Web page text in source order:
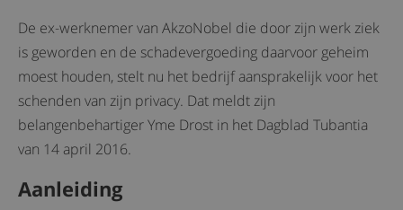
De ex-werknemer van AkzoNobel die door zijn werk ziek
is geworden en de schadevergoeding daarvoor geheim
moest houden, stelt nu het bedrijf aansprakelijk voor het
schenden van zijn privacy. Dat meldt zijn
belangenbehartiger Yme Drost in het Dagblad Tubantia
van 14 april 2016.
Aanleiding